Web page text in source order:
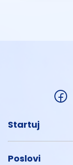
Startuj
Poslovi